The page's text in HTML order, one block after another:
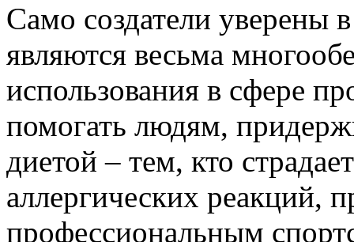
Само создатели уверены
являются весьма
использования в сфере
помогать людям,
диетой – тем, кто
аллергических реакций,
профессиональным